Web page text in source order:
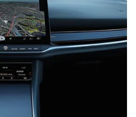
in Test
für Jira